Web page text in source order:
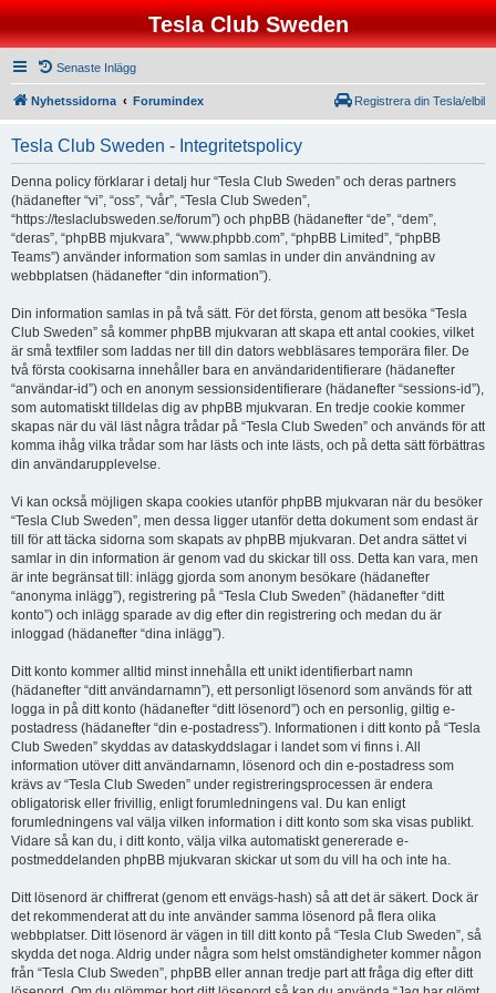
Tesla Club Sweden
Senaste Inlägg
Nyhetssidorna Forumindex Registrera din Tesla/elbil
Tesla Club Sweden - Integritetspolicy
Denna policy förklarar i detalj hur “Tesla Club Sweden” och deras partners
(hädanefter “vi”, “oss”, “vår”, “Tesla Club Sweden”,
“https://teslaclubsweden.se/forum”) och phpBB (hädanefter “de”, “dem”,
“deras”, “phpBB mjukvara”, “www.phpbb.com”, “phpBB Limited”, “phpBB
Teams”) använder information som samlas in under din användning av
webbplatsen (hädanefter “din information”).
Din information samlas in på två sätt. För det första, genom att besöka “Tesla
Club Sweden” så kommer phpBB mjukvaran att skapa ett antal cookies, vilket
är små textfiler som laddas ner till din dators webbläsares temporära filer. De
två första cookisarna innehåller bara en användaridentifierare (hädanefter
“användar-id”) och en anonym sessionsidentifierare (hädanefter “sessions-id”),
som automatiskt tilldelas dig av phpBB mjukvaran. En tredje cookie kommer
skapas när du väl läst några trådar på “Tesla Club Sweden” och används för att
komma ihåg vilka trådar som har lästs och inte lästs, och på detta sätt förbättras
din användarupplevelse.
Vi kan också möjligen skapa cookies utanför phpBB mjukvaran när du besöker
“Tesla Club Sweden”, men dessa ligger utanför detta dokument som endast är
till för att täcka sidorna som skapats av phpBB mjukvaran. Det andra sättet vi
samlar in din information är genom vad du skickar till oss. Detta kan vara, men
är inte begränsat till: inlägg gjorda som anonym besökare (hädanefter
“anonyma inlägg”), registrering på “Tesla Club Sweden” (hädanefter “ditt
konto”) och inlägg sparade av dig efter din registrering och medan du är
inloggad (hädanefter “dina inlägg”).
Ditt konto kommer alltid minst innehålla ett unikt identifierbart namn
(hädanefter “ditt användarnamn”), ett personligt lösenord som används för att
logga in på ditt konto (hädanefter “ditt lösenord”) och en personlig, giltig e-
postadress (hädanefter “din e-postadress”). Informationen i ditt konto på “Tesla
Club Sweden” skyddas av dataskyddslagar i landet som vi finns i. All
information utöver ditt användarnamn, lösenord och din e-postadress som
krävs av “Tesla Club Sweden” under registreringsprocessen är endera
obligatorisk eller frivillig, enligt forumledningens val. Du kan enligt
forumledningens val välja vilken information i ditt konto som ska visas publikt.
Vidare så kan du, i ditt konto, välja vilka automatiskt genererade e-
postmeddelanden phpBB mjukvaran skickar ut som du vill ha och inte ha.
Ditt lösenord är chiffrerat (genom ett envägs-hash) så att det är säkert. Dock är
det rekommenderat att du inte använder samma lösenord på flera olika
webbplatser. Ditt lösenord är vägen in till ditt konto på “Tesla Club Sweden”, så
skydda det noga. Aldrig under några som helst omständigheter kommer någon
från “Tesla Club Sweden”, phpBB eller annan tredje part att fråga dig efter ditt